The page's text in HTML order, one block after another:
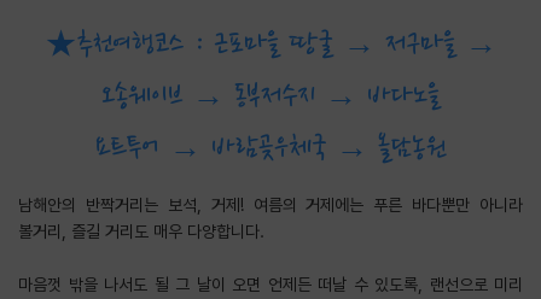
★추천여행코스 : 근포마을 땅굴 → 저구마을 →
오송웨이브 → 동부저수지 → 바다노을
요트투어 → 바람곶우체국 → 올담농원
남해안의 반짝거리는 보석, 거제! 여름의 거제에는 푸른 바다뿐만 아니라
볼거리, 즐길 거리도 매우 다양합니다.
​마음껏 밖을 나서도 될 그 날이 오면 언제든 떠날 수 있도록, 랜선으로 미리